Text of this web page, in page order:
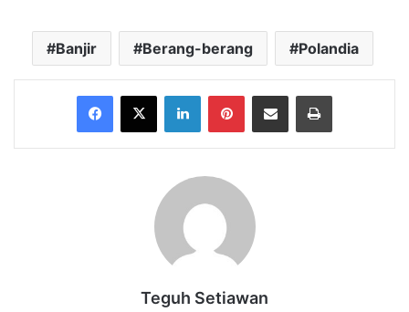
Banjir Berang-berang Polandia
Facebook
X LinkedInPinterestShare via Email Print
Teguh Setiawan